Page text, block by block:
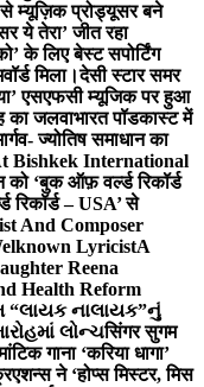
से म्यूज़िक प्रोड्यूसर बने
ये तेरा’ जीत रहा
के लिए बेस्ट सपोर्टिंग
मिला।देसी स्टार समर
एसएफसी म्यूजिक पर हुआ
का जलवाभारत पॉडकास्ट में
ज्योतिष समाधान का
Bishkek International
को ‘बुक ऑफ़ वर्ल्ड रिकॉर्ड
रिकॉर्ड – USA’ से
And Composer
LyricistA
Reena
Health Reform
“લાયક નાલાયક”નું
લોન્ચसिंगर सुगम
गाना ‘करिया धागा’
ने ‘होप्स मिस्टर, मिस